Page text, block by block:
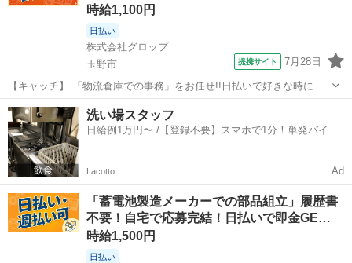
時給1,100円
日払い
株式会社グロップ
玉野市
提携サイト 7月28日
【キャッチ】 「物流倉庫での事務」をお任せ!!日払いで好きな時にお
給料GET☆未経験スタッフも活躍中！事務経験なしでも応募可能！長
期での一般事務業務/未経験大歓迎♪ 【コメント】 ＊＊充実したお仕事
探しをサポートします＊＊...
岡山 玉野市 一般事務
洗い場スタッフ
日給例1万円〜 /【登録不要】スマホで1分！単発バイト
Lacotto Ad
「蓄電池製造メーカーでの部品組立」履歴書
不要！自宅で応募完結！日払いで即金GE…
時給1,500円
日払い